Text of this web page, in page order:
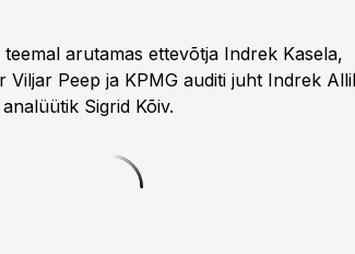
arutamas ettevõtja Indrek Kasela,
Viljar Peep ja KPMG auditi juht Indrek
Sigrid Kõiv.